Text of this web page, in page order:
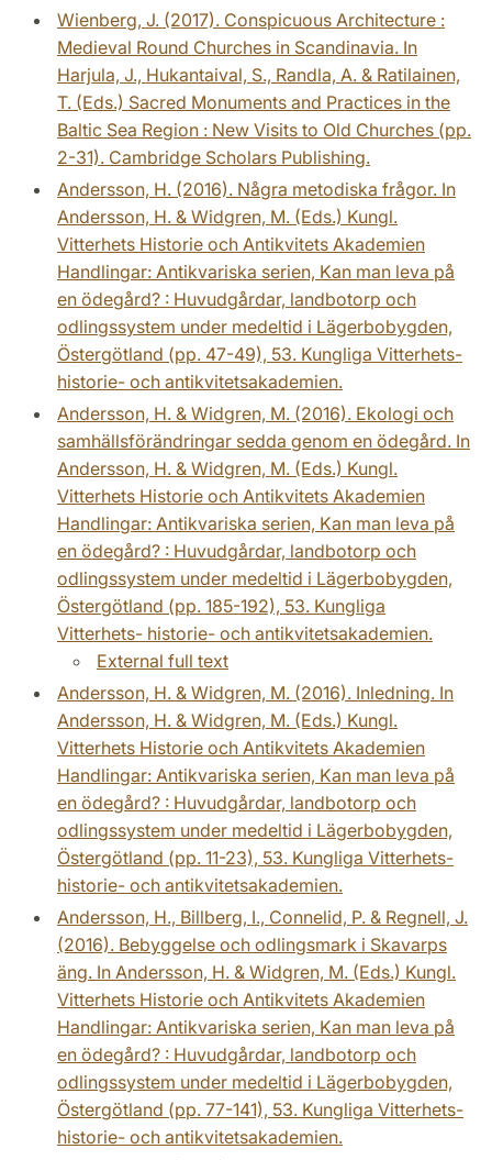
Wienberg, J. (2017). Conspicuous Architecture :
Medieval Round Churches in Scandinavia. In
Harjula, J., Hukantaival, S., Randla, A. & Ratilainen,
T. (Eds.) Sacred Monuments and Practices in the
Baltic Sea Region : New Visits to Old Churches (pp.
2-31). Cambridge Scholars Publishing.
Andersson, H. (2016). Några metodiska frågor. In
Andersson, H. & Widgren, M. (Eds.) Kungl.
Vitterhets Historie och Antikvitets Akademien
Handlingar: Antikvariska serien, Kan man leva på
en ödegård? : Huvudgårdar, landbotorp och
odlingssystem under medeltid i Lägerbobygden,
Östergötland (pp. 47-49), 53. Kungliga Vitterhets-
historie- och antikvitetsakademien.
Andersson, H. & Widgren, M. (2016). Ekologi och
samhällsförändringar sedda genom en ödegård. In
Andersson, H. & Widgren, M. (Eds.) Kungl.
Vitterhets Historie och Antikvitets Akademien
Handlingar: Antikvariska serien, Kan man leva på
en ödegård? : Huvudgårdar, landbotorp och
odlingssystem under medeltid i Lägerbobygden,
Östergötland (pp. 185-192), 53. Kungliga
Vitterhets- historie- och antikvitetsakademien.
External full text
Andersson, H. & Widgren, M. (2016). Inledning. In
Andersson, H. & Widgren, M. (Eds.) Kungl.
Vitterhets Historie och Antikvitets Akademien
Handlingar: Antikvariska serien, Kan man leva på
en ödegård? : Huvudgårdar, landbotorp och
odlingssystem under medeltid i Lägerbobygden,
Östergötland (pp. 11-23), 53. Kungliga Vitterhets-
historie- och antikvitetsakademien.
Andersson, H., Billberg, I., Connelid, P. & Regnell, J.
(2016). Bebyggelse och odlingsmark i Skavarps
äng. In Andersson, H. & Widgren, M. (Eds.) Kungl.
Vitterhets Historie och Antikvitets Akademien
Handlingar: Antikvariska serien, Kan man leva på
en ödegård? : Huvudgårdar, landbotorp och
odlingssystem under medeltid i Lägerbobygden,
Östergötland (pp. 77-141), 53. Kungliga Vitterhets-
historie- och antikvitetsakademien.